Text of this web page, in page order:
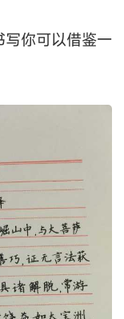
写你可以借鉴一